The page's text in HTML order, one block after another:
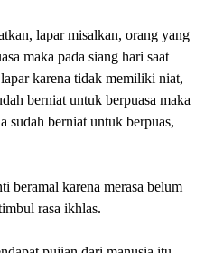
lapar misalkan, orang yang
maka pada siang hari saat
karena tidak memiliki niat,
berniat untuk berpuasa maka
sudah berniat untuk berpuas,
beramal karena merasa belum
rasa ikhlas.